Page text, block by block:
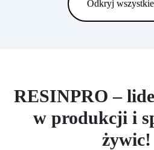
Odkryj
RESINPRO –
w produkcji i
żywic!